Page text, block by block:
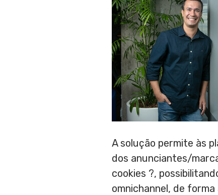
A solução permite às
dos anunciantes/
cookies ?,
omnichannel, de